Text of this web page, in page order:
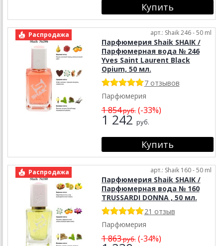
Распродажа арт.: Shaik 246 - 50 ml
Парфюмерия Shaik SHAIK /
Парфюмерная вода № 246
Yves Saint Laurent Black
Opium, 50 мл.
7 отзывов
Парфюмерия
1 854руб.(-33%)
1 242 руб.
Распродажа арт.: Shaik 160 - 50 ml
Парфюмерия Shaik SHAIK /
Парфюмерная вода № 160
TRUSSARDI DONNA , 50 мл.
21 отзыв
Парфюмерия
1 863руб.(-34%)